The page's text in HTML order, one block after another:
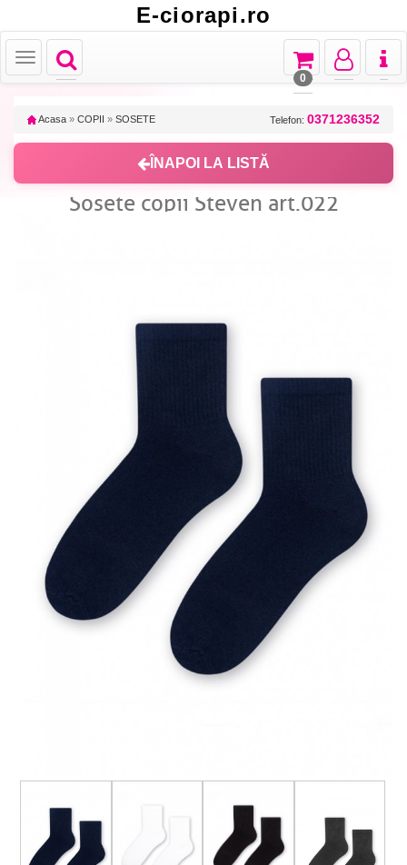
E-ciorapi.ro
Toggle
navigation
Toggle
Toggle
navigation
Toggle
navigation
Toggle
navigation
0
Acasa » COPII » SOSETE Telefon: 0371236352
ÎNAPOI LA LISTĂ
Sosete copii Steven art.022